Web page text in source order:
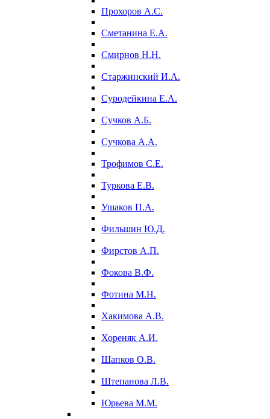
Прохоров А.С.
Сметанина Е.А.
Смирнов Н.Н.
Старжинский И.А.
Суродейкина Е.А.
Сучков А.Б.
Сучкова А.А.
Трофимов С.Е.
Туркова Е.В.
Ушаков П.А.
Фильшин Ю.Д.
Фирстов А.П.
Фокова В.Ф.
Фотина М.Н.
Хакимова А.В.
Хореняк А.И.
Шапков О.В.
Штепанова Л.В.
Юрьева М.М.